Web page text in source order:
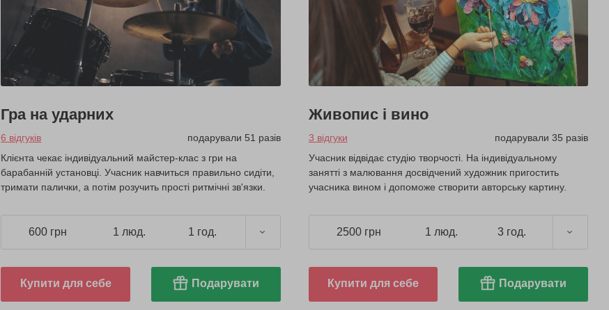
Гра на ударних
6 відгуків
подарували 51 разів
Клієнта чекає індивідуальний майстер-клас з гри на
барабанній установці. Учасник навчиться правильно сидіти,
тримати палички, а потім розучить прості ритмічні зв'язки.
600 грн 1 люд. 1 год.
Купити для себе Подарувати
Живопис і вино
3 відгуки
подарували 35 разів
Учасник відвідає студію творчості. На індивідуальному
занятті з малювання досвідчений художник пригостить
учасника вином і допоможе створити авторську картину.
2500 грн 1 люд. 3 год.
Купити для себе Подарувати